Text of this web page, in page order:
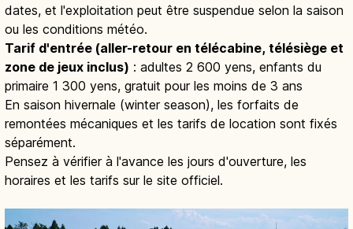
dates, et l'exploitation peut être suspendue selon la saison
ou les conditions météo.
Tarif d'entrée (aller-retour en télécabine, télésiège et
zone de jeux inclus) : adultes 2 600 yens, enfants du
primaire 1 300 yens, gratuit pour les moins de 3 ans
En saison hivernale (winter season), les forfaits de
remontées mécaniques et les tarifs de location sont fixés
séparément.
Pensez à vérifier à l'avance les jours d'ouverture, les
horaires et les tarifs sur le site officiel.